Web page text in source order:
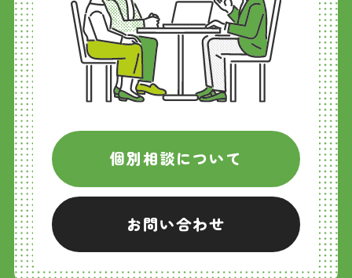
個別相談について
お問い合わせ